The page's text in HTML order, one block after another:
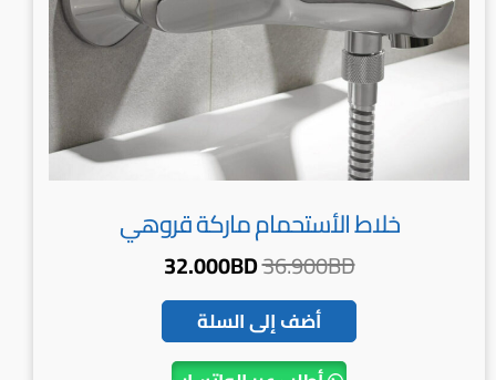
خلاط الأستحمام ماركة قروهي
36.900BD
32.000BD
أضف إلى السلة